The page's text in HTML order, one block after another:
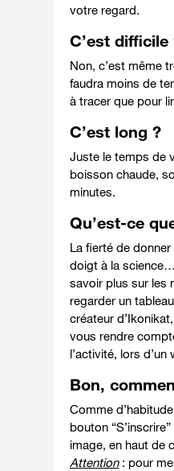
votre regard.
C’est difficile
Non, c’est même
faudra moins de
à tracer que pour
C’est long ?
Juste le temps de
boisson chaude,
minutes.
Qu’est-ce
La fierté de
doigt à la
savoir plus sur les
regarder un
créateur
vous rendre
l’activité, lors d’un
Bon,
Comme
bouton
image, en haut de
Attention: pour